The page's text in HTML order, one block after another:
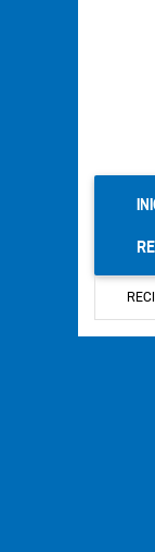
oro en los Juegos